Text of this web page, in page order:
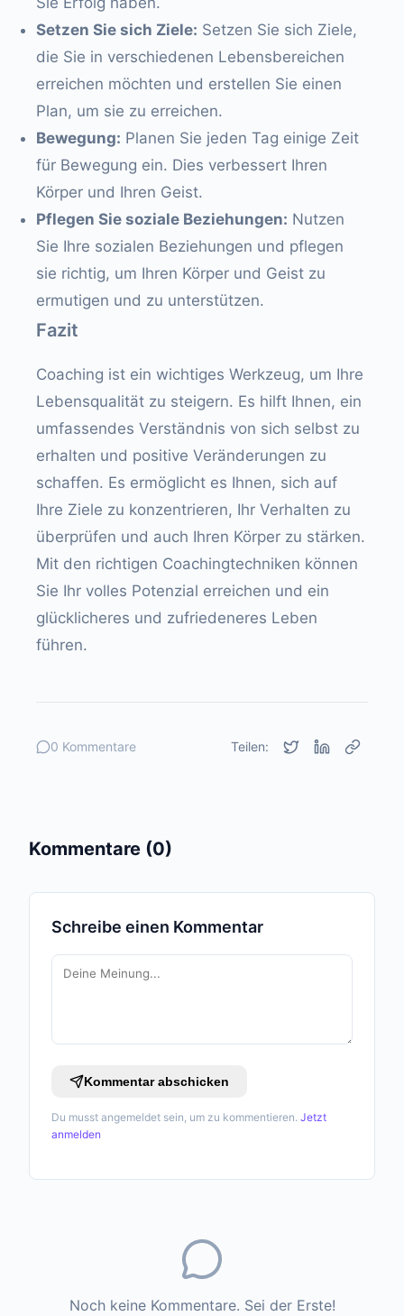
Setzen Sie sich Ziele: Setzen Sie sich Ziele,
die Sie in verschiedenen Lebensbereichen
erreichen möchten und erstellen Sie einen
Plan, um sie zu erreichen.
Bewegung: Planen Sie jeden Tag einige Zeit
für Bewegung ein. Dies verbessert Ihren
Körper und Ihren Geist.
Pflegen Sie soziale Beziehungen: Nutzen
Sie Ihre sozialen Beziehungen und pflegen
sie richtig, um Ihren Körper und Geist zu
ermutigen und zu unterstützen.
Fazit
Coaching ist ein wichtiges Werkzeug, um Ihre
Lebensqualität zu steigern. Es hilft Ihnen, ein
umfassendes Verständnis von sich selbst zu
erhalten und positive Veränderungen zu
schaffen. Es ermöglicht es Ihnen, sich auf
Ihre Ziele zu konzentrieren, Ihr Verhalten zu
überprüfen und auch Ihren Körper zu stärken.
Mit den richtigen Coachingtechniken können
Sie Ihr volles Potenzial erreichen und ein
glücklicheres und zufriedeneres Leben
führen.
0 Kommentare Teilen:
Kommentare (0)
Schreibe einen Kommentar
Kommentar abschicken
Du musst angemeldet sein, um zu kommentieren. Jetzt
anmelden
Noch keine Kommentare. Sei der Erste!